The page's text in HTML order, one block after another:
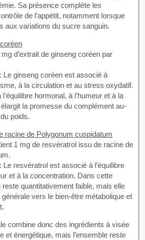
Sa présence complète les
de l’appétit, notamment lorsque
aux variations du sucre sanguin.
d’extrait de ginseng coréen par
ginseng coréen est associé à
à la circulation et au stress oxydatif.
hormonal, à l’humeur et à la
la promesse du complément au-
poids.
racine de Polygonum cuspidatum
1 mg de resvératrol issu de racine de
resvératrol est associé à l’équilibre
et à la concentration. Dans cette
quantitativement faible, mais elle
générale vers le bien-être métabolique et
combine donc des ingrédients à visée
et énergétique, mais l’ensemble reste